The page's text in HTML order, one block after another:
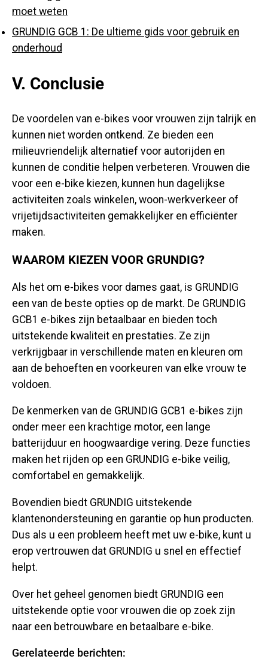
moet weten
GRUNDIG GCB 1: De ultieme gids voor gebruik en
onderhoud
V. Conclusie
De voordelen van e-bikes voor vrouwen zijn talrijk en
kunnen niet worden ontkend. Ze bieden een
milieuvriendelijk alternatief voor autorijden en
kunnen de conditie helpen verbeteren. Vrouwen die
voor een e-bike kiezen, kunnen hun dagelijkse
activiteiten zoals winkelen, woon-werkverkeer of
vrijetijdsactiviteiten gemakkelijker en efficiënter
maken.
WAAROM KIEZEN VOOR GRUNDIG?
Als het om e-bikes voor dames gaat, is GRUNDIG
een van de beste opties op de markt. De GRUNDIG
GCB1 e-bikes zijn betaalbaar en bieden toch
uitstekende kwaliteit en prestaties. Ze zijn
verkrijgbaar in verschillende maten en kleuren om
aan de behoeften en voorkeuren van elke vrouw te
voldoen.
De kenmerken van de GRUNDIG GCB1 e-bikes zijn
onder meer een krachtige motor, een lange
batterijduur en hoogwaardige vering. Deze functies
maken het rijden op een GRUNDIG e-bike veilig,
comfortabel en gemakkelijk.
Bovendien biedt GRUNDIG uitstekende
klantenondersteuning en garantie op hun producten.
Dus als u een probleem heeft met uw e-bike, kunt u
erop vertrouwen dat GRUNDIG u snel en effectief
helpt.
Over het geheel genomen biedt GRUNDIG een
uitstekende optie voor vrouwen die op zoek zijn
naar een betrouwbare en betaalbare e-bike.
Gerelateerde berichten: